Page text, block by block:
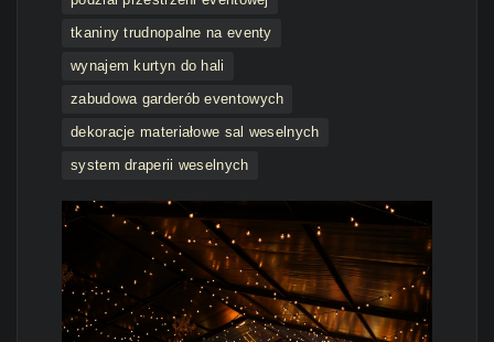
tkaniny trudnopalne na eventy
wynajem kurtyn do hali
zabudowa garderób eventowych
dekoracje materiałowe sal weselnych
system draperii weselnych